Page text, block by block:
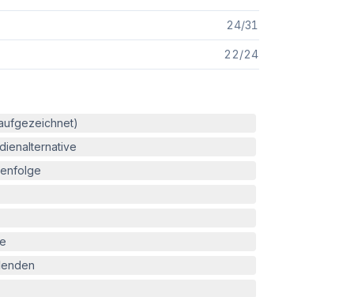
24/31
22/24